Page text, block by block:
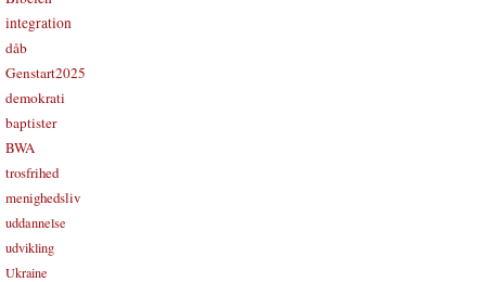
integration
dåb
Genstart2025
demokrati
baptister
BWA
trosfrihed
menighedsliv
uddannelse
udvikling
Ukraine